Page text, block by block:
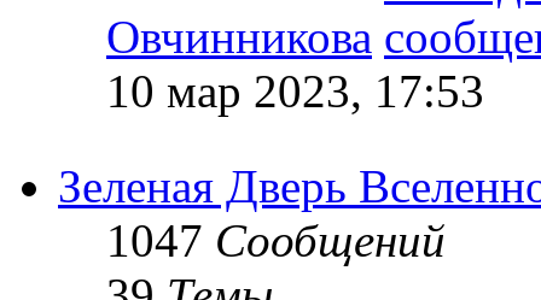
Овчинникова
10 мар 2023, 17:53
Зеленая Дверь
1047 Сообщений